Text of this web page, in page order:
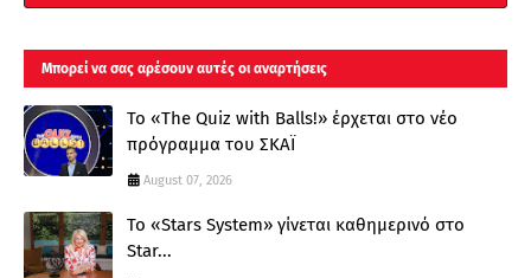
Μπορεί να σας αρέσουν αυτές οι αναρτήσεις
Το «The Quiz with Balls!» έρχεται στο νέο
πρόγραμμα του ΣΚΑΪ
August 07, 2026
Το «Stars System» γίνεται καθημερινό στο
Star...